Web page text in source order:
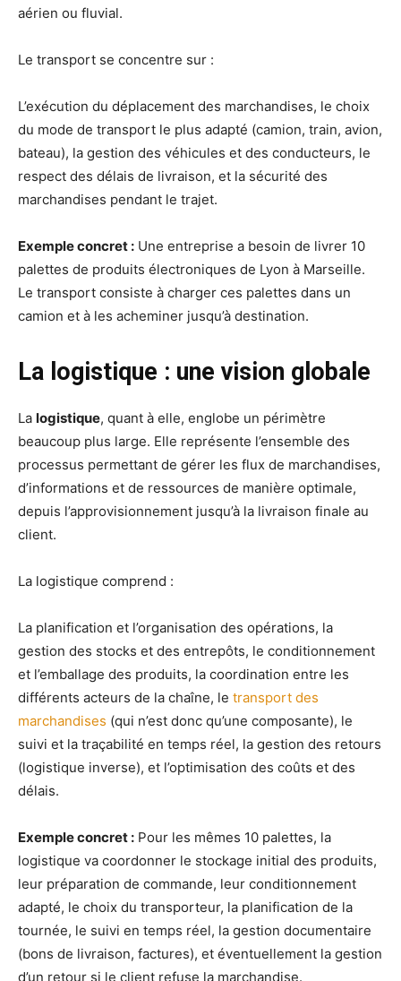
aérien ou fluvial.
Le transport se concentre sur :
L’exécution du déplacement des marchandises, le choix
du mode de transport le plus adapté (camion, train, avion,
bateau), la gestion des véhicules et des conducteurs, le
respect des délais de livraison, et la sécurité des
marchandises pendant le trajet.
Exemple concret : Une entreprise a besoin de livrer 10
palettes de produits électroniques de Lyon à Marseille.
Le transport consiste à charger ces palettes dans un
camion et à les acheminer jusqu’à destination.
La logistique : une vision globale
La logistique, quant à elle, englobe un périmètre
beaucoup plus large. Elle représente l’ensemble des
processus permettant de gérer les flux de marchandises,
d’informations et de ressources de manière optimale,
depuis l’approvisionnement jusqu’à la livraison finale au
client.
La logistique comprend :
La planification et l’organisation des opérations, la
gestion des stocks et des entrepôts, le conditionnement
et l’emballage des produits, la coordination entre les
différents acteurs de la chaîne, le transport des
marchandises (qui n’est donc qu’une composante), le
suivi et la traçabilité en temps réel, la gestion des retours
(logistique inverse), et l’optimisation des coûts et des
délais.
Exemple concret : Pour les mêmes 10 palettes, la
logistique va coordonner le stockage initial des produits,
leur préparation de commande, leur conditionnement
adapté, le choix du transporteur, la planification de la
tournée, le suivi en temps réel, la gestion documentaire
(bons de livraison, factures), et éventuellement la gestion
d’un retour si le client refuse la marchandise.